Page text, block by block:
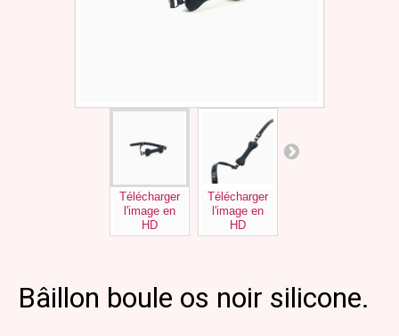
Télécharger
l'image en
HD
Télécharger
l'image en
HD
Bâillon boule os noir silicone.